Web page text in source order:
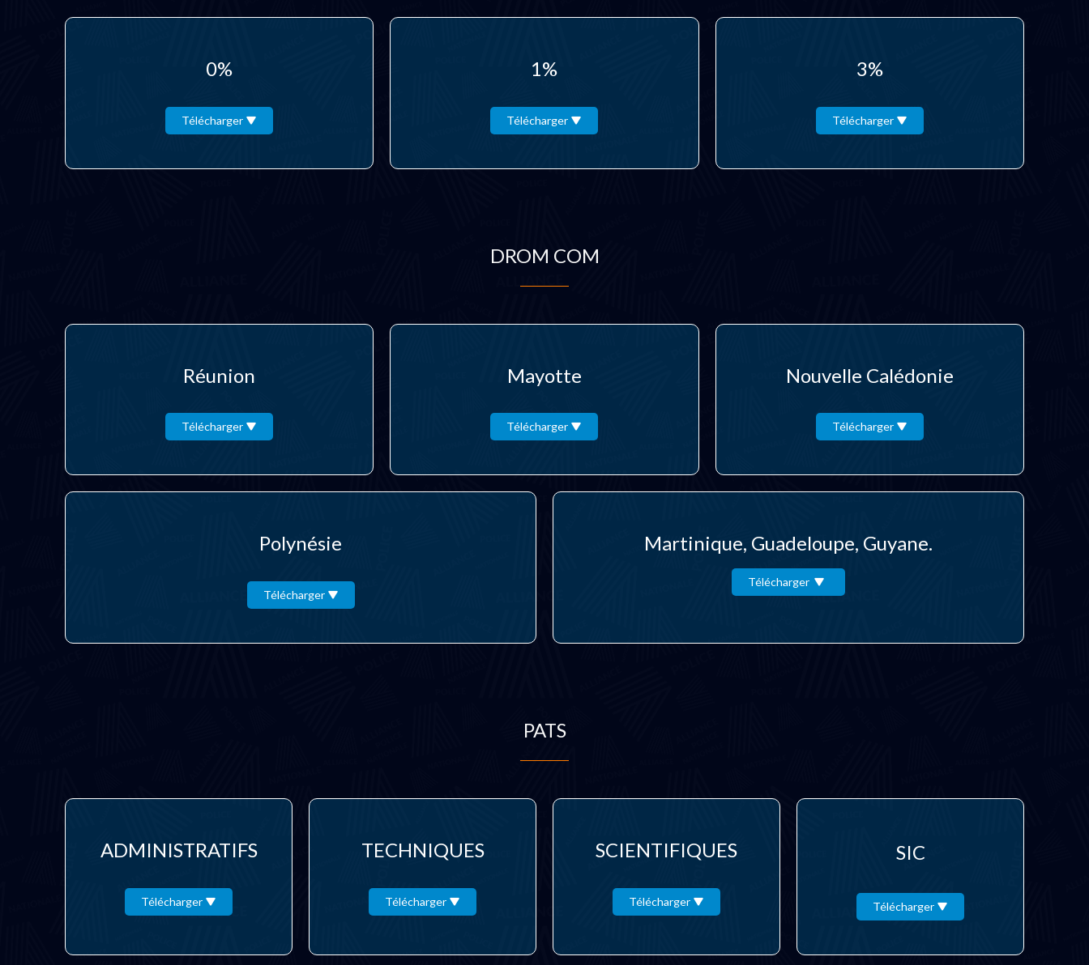
0%
Télécharger
1%
Télécharger
3%
Télécharger
DROM COM
Réunion
Télécharger
Mayotte
Télécharger
Nouvelle Calédonie
Télécharger
Polynésie
Télécharger
Martinique, Guadeloupe, Guyane.
Télécharger
PATS
ADMINISTRATIFS
Télécharger
TECHNIQUES
Télécharger
SCIENTIFIQUES
Télécharger
SIC
Télécharger